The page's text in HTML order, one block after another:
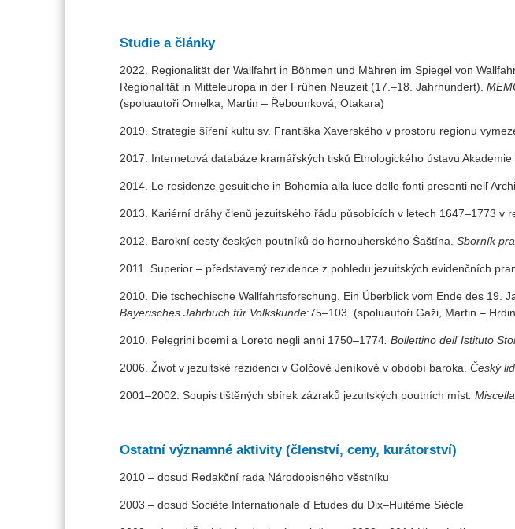
Studie a články
2022. Regionalität der Wallfahrt in Böhmen und Mähren im Spiegel von
Regionalität in Mitteleuropa in der Frühen Neuzeit (17.–18. Jahrhundert).
(spoluautoři Omelka, Martin – Řebounková, Otakara)
2019. Strategie šíření kultu sv. Františka Xaverského v prostoru regionu
2017. Internetová databáze kramářských tisků Etnologického ústavu Akademie
2014. Le residenze gesuitiche in Bohemia alla luce delle fonti presenti nelľ
2013. Kariérní dráhy členů jezuitského řádu působících v letech 1647–1773 v
2012. Barokní cesty českých poutníků do hornouherského Šaštína. Sborník
2011. Superior – představený rezidence z pohledu jezuitských evidenčních
2010. Die tschechische Wallfahrtsforschung. Ein Überblick vom Ende des 19.
Bayerisches Jahrbuch für Volkskunde:75–103. (spoluautoři Gaži, Martin –
2010. Pelegrini boemi a Loreto negli anni 1750–1774 . Bollettino delľ Istituto
2006. Život v jezuitské rezidenci v Golčově Jeníkově v období baroka. Český lid
2001–2002. Soupis tištěných sbírek zázraků jezuitských poutních míst .
Ostatní významné aktivity (členství, ceny, kurátorství)
2010 – dosud Redakční rada Národopisného věstníku
2003 – dosud Sociète Internationale ď Etudes du Dix–Huitème Siècle